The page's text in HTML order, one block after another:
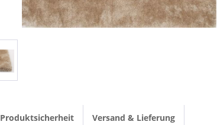
Produktsicherheit Versand & Lieferung